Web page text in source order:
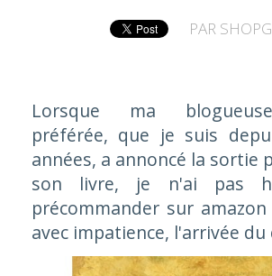
PAR
Lorsque ma
préférée, que je suis
années, a annoncé la sortie
son livre, je n'ai pas
précommander sur
avec impatience, l'arrivée du